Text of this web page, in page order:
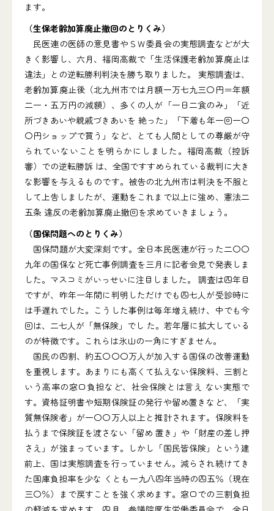
ます。
（生保老齢加算廃止撤回のとりくみ）
民医連の医師の意見書やＳＷ委員会の実態調査などが大
きく影響し、六月、福岡高裁で「生活保護老齢加算廃止は
違法」との逆転勝利判決を勝ち取りました。 実態調査は、
老齢加算廃止後（北九州市では月額一万七九三〇円＝年額
二一・五万円の減額）、多くの人が「一日二食のみ」「近
所づきあいや親戚づきあいを 絶った」「下着も年一回一〇
〇円ショップで買う」など、とても人間としての尊厳が守
られていないことを明らかにしました。福岡高裁（控訴
審）での逆転勝訴 は、全国ですすめられている裁判に大き
な影響を与えるものです。被告の北九州市は判決を不服と
して上告しましたが、運動をこれまで以上に強め、憲法二
五条 違反の老齢加算廃止撤回を求めていきましょう。
（国保問題へのとりくみ）
国保問題が大変深刻です。全日本民医連が行った二〇〇
九年の国保など死亡事例調査を三月に記者会見で発表しま
した。マスコミがいっせいに注目しました。 調査は四年目
ですが、昨年一年間に判明しただけでも四七人が受診時に
は手遅れでした。こうした事例は毎年増え続け、中でも今
回は、二七人が「無保険」でし た。若年層に拡大している
のが特徴です。これらは氷山の一角にすぎません。
国民の四割、約五〇〇〇万人が加入する国保の改善運動
を重視します。あまりにも高くて払えない保険料、三割と
いう高率の窓口負担など、社会保険とは言え ない実態で
す。資格証明書や短期保険証の発行や留め置きなど、「実
質無保険者」が一〇〇万人以上と推計されます。保険料を
払うまで保険証を渡さない「留め 置き」や「財産の差し押
さえ」が強まっています。しかし「国民皆保険」という建
前上、国は実態調査を行っていません。減らされ続けてき
た国庫負担率を少な くとも一九八四年当時の四五％（現在
三〇％）まで戻すことを強く求めます。窓口での三割負担